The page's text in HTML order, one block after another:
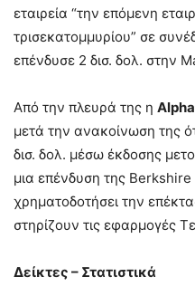
εταιρεία “την επόμενη
τρισεκατομμυρίου” σε
επένδυσε 2 δισ. δολ. στην
Από την πλευρά της η
μετά την ανακοίνωση της
δισ. δολ. μέσω έκδοσης
μια επένδυση της
χρηματοδοτήσει την
στηρίζουν τις εφαρμογές
Δείκτες – Στατιστικά